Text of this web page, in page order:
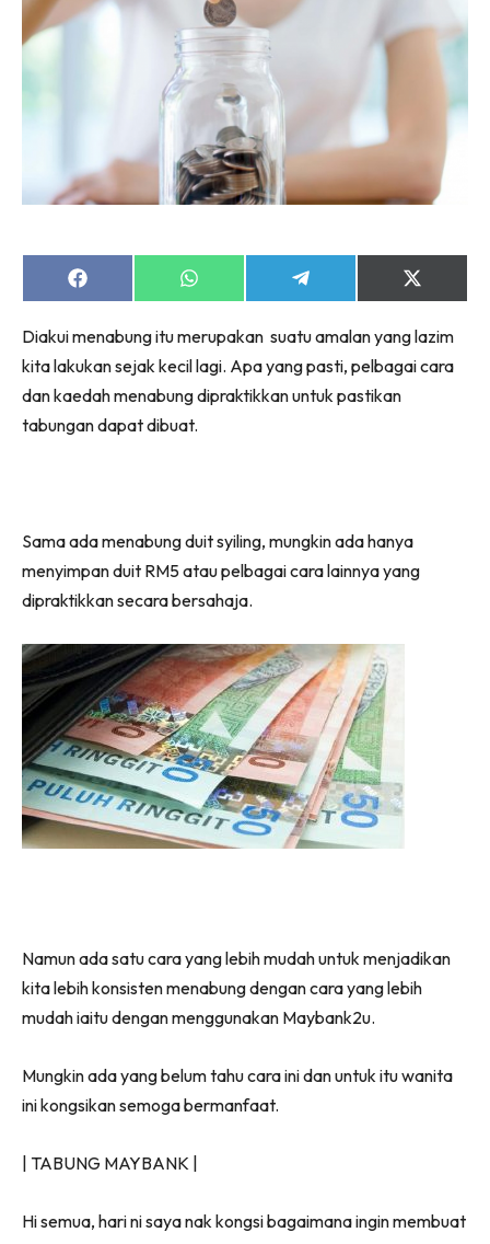
Share
on
Share
on
Share
on
Share
on
(Twitter)
Diakui menabung itu merupakan suatu amalan yang lazim
kita lakukan sejak kecil lagi. Apa yang pasti, pelbagai cara
dan kaedah menabung dipraktikkan untuk pastikan
tabungan dapat dibuat.
Sama ada menabung duit syiling, mungkin ada hanya
menyimpan duit RM5 atau pelbagai cara lainnya yang
dipraktikkan secara bersahaja.
Namun ada satu cara yang lebih mudah untuk menjadikan
kita lebih konsisten menabung dengan cara yang lebih
mudah iaitu dengan menggunakan Maybank2u.
Mungkin ada yang belum tahu cara ini dan untuk itu wanita
ini kongsikan semoga bermanfaat.
| TABUNG MAYBANK |
Hi semua, hari ni saya nak kongsi bagaimana ingin membuat